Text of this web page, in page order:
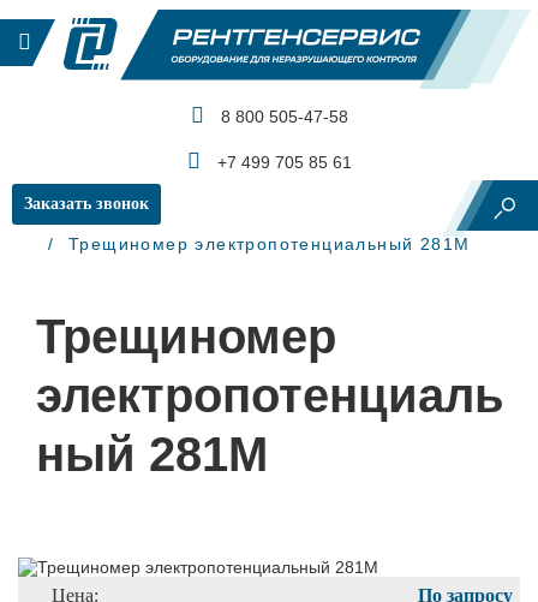
8 800 505-47-58
+7 499 705 85 61
Заказать звонок
Главная
Вихретоковый контроль
Трещиномер электропотенциальный 281М
Трещиномер
электропотенциаль
ный 281М
По запросу
Цена: